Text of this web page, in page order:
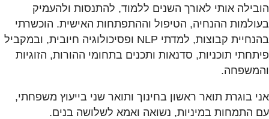
הובילה אותי לאורך השנים ללמוד, להתנסות ולהעמיק
בעולמות ההנחיה, הטיפול וההתפתחות האישית. הוכשרתי
בהנחיית קבוצות, למדתי NLP ופסיכולוגיה חיובית, ובמקביל
פיתחתי תוכניות, סדנאות ותכנים בתחומי ההורות, הזוגיות
והמשפחה.
אני בוגרת תואר ראשון בחינוך ותואר שני בייעוץ משפחתי,
עם התמחות במיניות, נשואה ואמא לשלושה בנים.